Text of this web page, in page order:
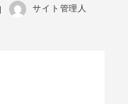
著
サイト管理人